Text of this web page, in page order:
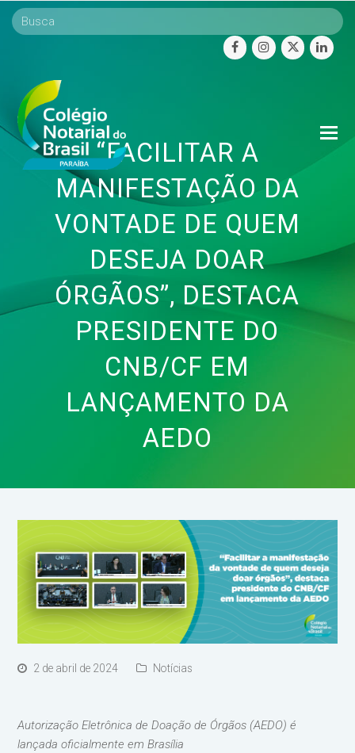
facebookinstagram
twitter
“FACILITAR A
MANIFESTAÇÃO DA
VONTADE DE QUEM
DESEJA DOAR
ÓRGÃOS”, DESTACA
PRESIDENTE DO
CNB/CF EM
LANÇAMENTO DA
AEDO
2 de abril de 2024 Notícias
Autorização Eletrônica de Doação de Órgãos (AEDO) é
lançada oficialmente em Brasília